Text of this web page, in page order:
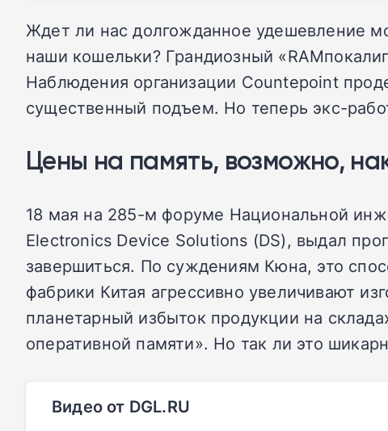
Ждет ли нас долгожданное удешевление
наши кошельки? Грандиозный
Наблюдения организации Countepoint
существенный подъем. Но теперь экс-
Цены на память, возможно,
18 мая на 285-м форуме Национальной
Electronics Device Solutions (DS), выдал
завершиться. По суждениям Кюна, это
фабрики Китая агрессивно увеличивают
планетарный избыток продукции на
оперативной памяти». Но так ли это
Видео от DGL.RU